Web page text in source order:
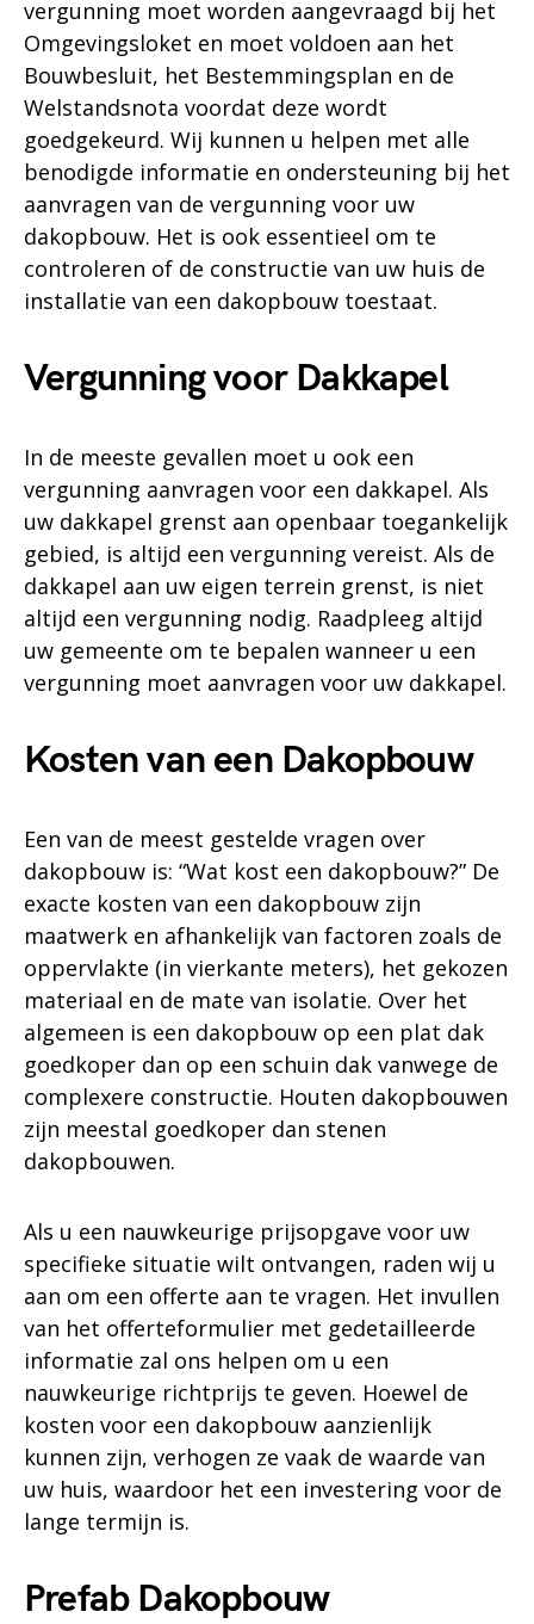
vergunning moet worden aangevraagd bij het
Omgevingsloket en moet voldoen aan het
Bouwbesluit, het Bestemmingsplan en de
Welstandsnota voordat deze wordt
goedgekeurd. Wij kunnen u helpen met alle
benodigde informatie en ondersteuning bij het
aanvragen van de vergunning voor uw
dakopbouw. Het is ook essentieel om te
controleren of de constructie van uw huis de
installatie van een dakopbouw toestaat.
Vergunning voor Dakkapel
In de meeste gevallen moet u ook een
vergunning aanvragen voor een dakkapel. Als
uw dakkapel grenst aan openbaar toegankelijk
gebied, is altijd een vergunning vereist. Als de
dakkapel aan uw eigen terrein grenst, is niet
altijd een vergunning nodig. Raadpleeg altijd
uw gemeente om te bepalen wanneer u een
vergunning moet aanvragen voor uw dakkapel.
Kosten van een Dakopbouw
Een van de meest gestelde vragen over
dakopbouw is: “Wat kost een dakopbouw?” De
exacte kosten van een dakopbouw zijn
maatwerk en afhankelijk van factoren zoals de
oppervlakte (in vierkante meters), het gekozen
materiaal en de mate van isolatie. Over het
algemeen is een dakopbouw op een plat dak
goedkoper dan op een schuin dak vanwege de
complexere constructie. Houten dakopbouwen
zijn meestal goedkoper dan stenen
dakopbouwen.
Als u een nauwkeurige prijsopgave voor uw
specifieke situatie wilt ontvangen, raden wij u
aan om een offerte aan te vragen. Het invullen
van het offerteformulier met gedetailleerde
informatie zal ons helpen om u een
nauwkeurige richtprijs te geven. Hoewel de
kosten voor een dakopbouw aanzienlijk
kunnen zijn, verhogen ze vaak de waarde van
uw huis, waardoor het een investering voor de
lange termijn is.
Prefab Dakopbouw